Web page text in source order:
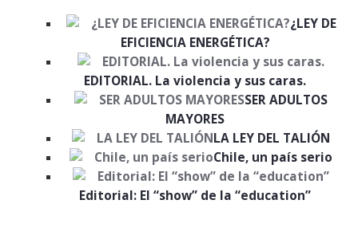
¿LEY DE
EFICIENCIA ENERGÉTICA?
EDITORIAL. La violencia y sus caras.
SER ADULTOS
MAYORES
LA LEY DEL TALIÓN
Chile, un país serio
Editorial: El “show” de la “education”